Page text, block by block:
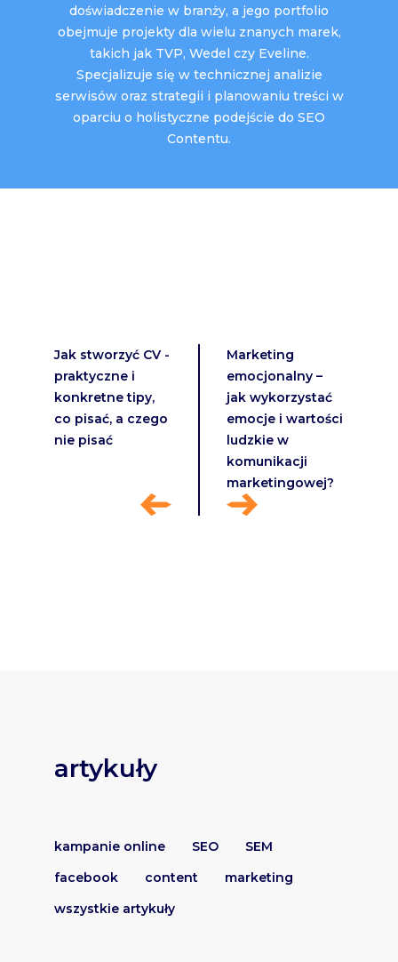
doświadczenie w branży, a jego portfolio
obejmuje projekty dla wielu znanych marek,
takich jak TVP, Wedel czy Eveline.
Specjalizuje się w technicznej analizie
serwisów oraz strategii i planowaniu treści w
oparciu o holistyczne podejście do SEO
Contentu.
Jak stworzyć CV -
praktyczne i
konkretne tipy,
co pisać, a czego
nie pisać
Marketing
emocjonalny –
jak wykorzystać
emocje i wartości
ludzkie w
komunikacji
marketingowej?
artykuły
kampanie online SEO
SEM
facebook
content
marketing
wszystkie artykuły